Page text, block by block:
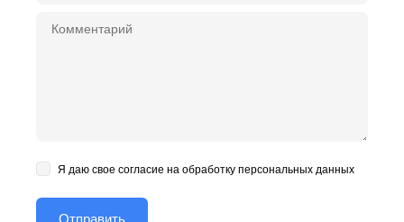
Я даю свое согласие на обработку персональных данных